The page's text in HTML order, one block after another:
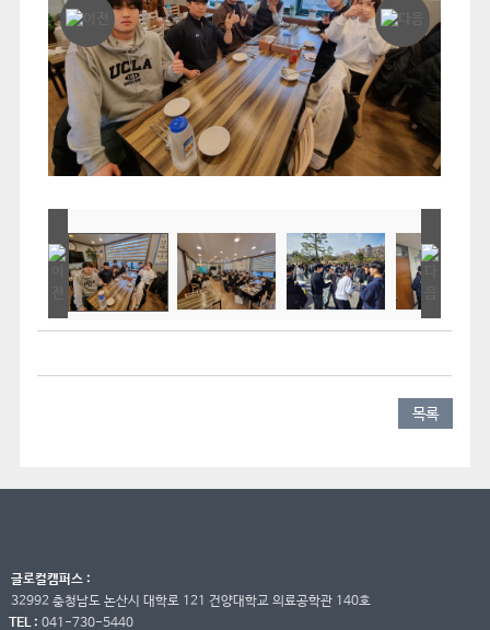
목록
글로컬캠퍼스 :
32992 충청남도 논산시 대학로 121 건양대학교 의료공학관 140호
TEL : 041-730-5440